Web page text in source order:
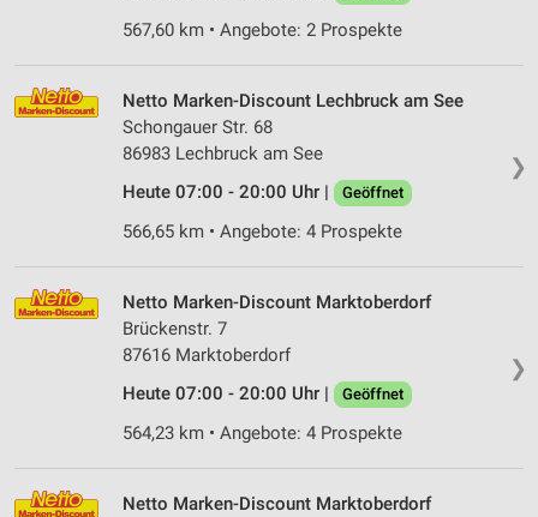
567,60 km • Angebote: 2 Prospekte
❯
Netto Marken-Discount Lechbruck am See
Schongauer Str. 68
86983 Lechbruck am See
Heute 07:00 - 20:00 Uhr |
Geöffnet
566,65 km • Angebote: 4 Prospekte
❯
Netto Marken-Discount Marktoberdorf
Brückenstr. 7
87616 Marktoberdorf
Heute 07:00 - 20:00 Uhr |
Geöffnet
564,23 km • Angebote: 4 Prospekte
Netto Marken-Discount Marktoberdorf